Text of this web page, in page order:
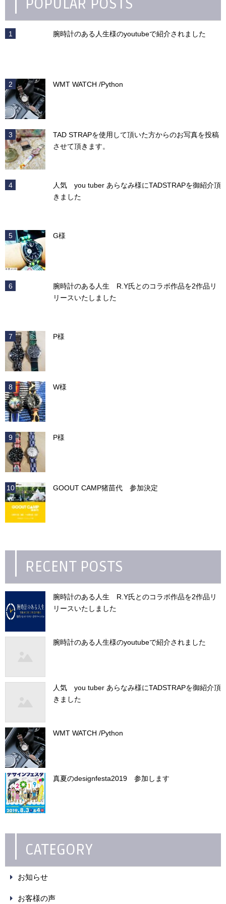
POPULAR POSTS
腕時計のある人生様のyoutubeで紹介されました
WMT WATCH /Python
TAD STRAPを使用して頂いた方からのお写真を投稿
させて頂きます。
人気 you tuber あらなみ様にTADSTRAPを御紹介頂
きました
G様
腕時計のある人生 R.Y氏とのコラボ作品を2作品リ
リースいたしました
P様
W様
P様
GOOUT CAMP猪苗代 参加決定
RECENT POSTS
腕時計のある人生 R.Y氏とのコラボ作品を2作品リ
リースいたしました
腕時計のある人生様のyoutubeで紹介されました
人気 you tuber あらなみ様にTADSTRAPを御紹介頂
きました
WMT WATCH /Python
真夏のdesignfesta2019 参加します
CATEGORY
お知らせ
お客様の声